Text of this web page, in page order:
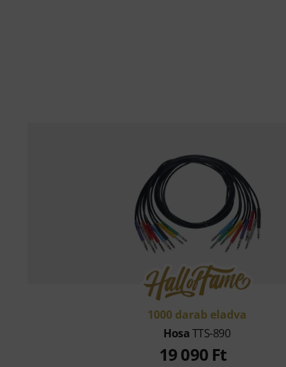
1000 darab eladva
HosaTTS-890
19 090 Ft